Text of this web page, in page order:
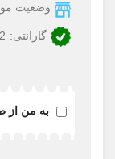
وضعیت
گارانتی: 12
به من از